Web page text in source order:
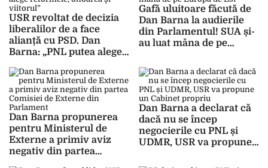
USR revoltat de decizia
liberalilor de a face
alianță cu PSD. Dan
Barna: „PNL putea alege
viitorul”
Gafă uluitoare făcută de
Dan Barna la audierile
din Parlamentul! SUA și-
au luat mâna de pe
Dan Barna propunerea
pentru Ministerul de
Externe a primiv aviz
negativ din partea
Dan Barna a declarat că
dacă nu se încep
negocierile cu PNL și
UDMR, USR va propune